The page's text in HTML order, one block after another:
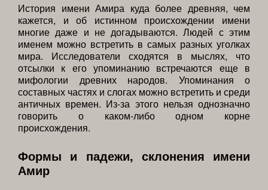
История имени Амира куда более древняя, чем
кажется, и об истинном происхождении имени
многие даже и не догадываются. Людей с этим
именем можно встретить в самых разных уголках
мира. Исследователи сходятся в мыслях, что
отсылки к его упоминанию встречаются еще в
мифологии древних народов. Упоминания о
составных частях и слогах можно встретить и среди
античных времен. Из-за этого нельзя однозначно
говорить о каком-либо одном корне
происхождения.
Формы и падежи, склонения имени
Амир